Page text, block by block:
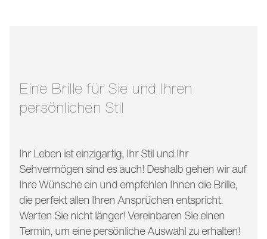
Eine Brille für Sie und Ihren
persönlichen Stil
Ihr Leben ist einzigartig, Ihr Stil und Ihr
Sehvermögen sind es auch! Deshalb gehen wir auf
Ihre Wünsche ein und empfehlen Ihnen die Brille,
die perfekt allen Ihren Ansprüchen entspricht.
Warten Sie nicht länger! Vereinbaren Sie einen
Termin, um eine persönliche Auswahl zu erhalten!